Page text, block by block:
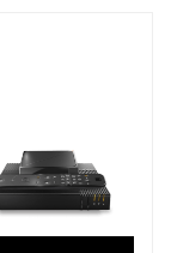
Fibre